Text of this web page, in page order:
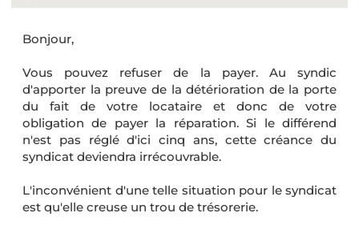
Bonjour,
Vous pouvez refuser de la payer. Au syndic
d'apporter la preuve de la détérioration de la porte
du fait de votre locataire et donc de votre
obligation de payer la réparation. Si le différend
n'est pas réglé d'ici cinq ans, cette créance du
syndicat deviendra irrécouvrable.
L'inconvénient d'une telle situation pour le syndicat
est qu'elle creuse un trou de trésorerie.